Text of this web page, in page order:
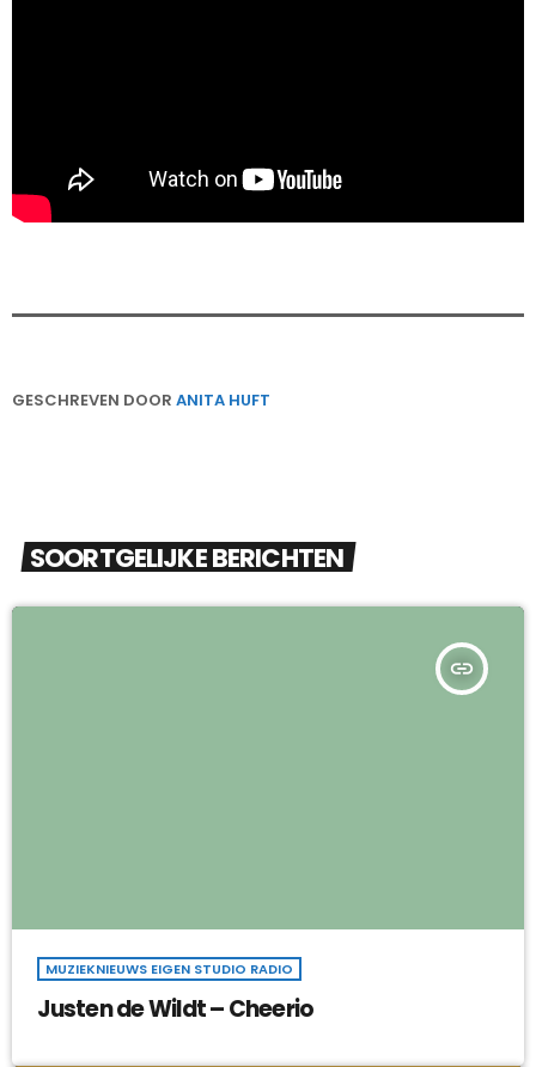
GESCHREVEN DOOR ANITA HUFT
SOORTGELIJKE BERICHTEN
insert_link
MUZIEKNIEUWS EIGEN STUDIO RADIO
Justen de Wildt – Cheerio